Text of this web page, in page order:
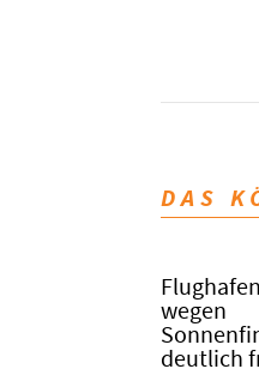
DAS
wegen
deutlich